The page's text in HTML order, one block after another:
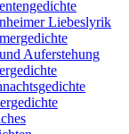
Liebeslyrik
Auferstehung